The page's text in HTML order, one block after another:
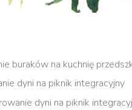
buraków na kuchnię
dyni na piknik integracyjny
dyni na piknik